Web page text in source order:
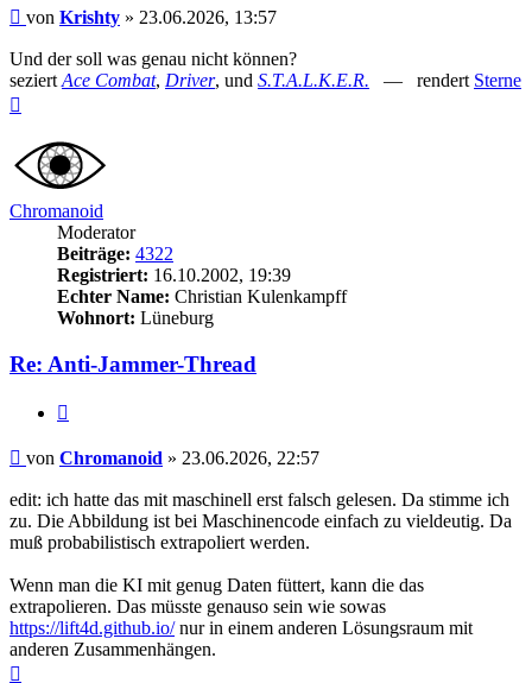
Beitrag
von Krishty » 23.06.2026, 13:57
Und der soll was genau nicht können?
seziert Ace Combat, Driver, und S.T.A.L.K.E.R. — rendert Sterne
Chromanoid
Moderator
Beiträge: 4322
Registriert: 16.10.2002, 19:39
Echter Name: Christian Kulenkampff
Wohnort: Lüneburg
Re: Anti-Jammer-Thread
Beitrag
von Chromanoid » 23.06.2026, 22:57
edit: ich hatte das mit maschinell erst falsch gelesen. Da stimme ich
zu. Die Abbildung ist bei Maschinencode einfach zu vieldeutig. Da
muß probabilistisch extrapoliert werden.
Wenn man die KI mit genug Daten füttert, kann die das
extrapolieren. Das müsste genauso sein wie sowas
https://lift4d.github.io/nur in einem anderen Lösungsraum mit
anderen Zusammenhängen.